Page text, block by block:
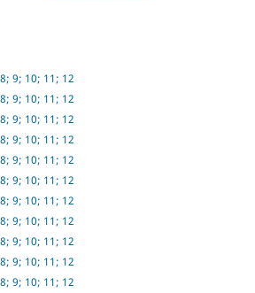
; 9; 10; 11; 12
; 9; 10; 11; 12
; 9; 10; 11; 12
; 9; 10; 11; 12
; 9; 10; 11; 12
; 9; 10; 11; 12
; 9; 10; 11; 12
; 9; 10; 11; 12
; 9; 10; 11; 12
; 9; 10; 11; 12
; 9; 10; 11; 12